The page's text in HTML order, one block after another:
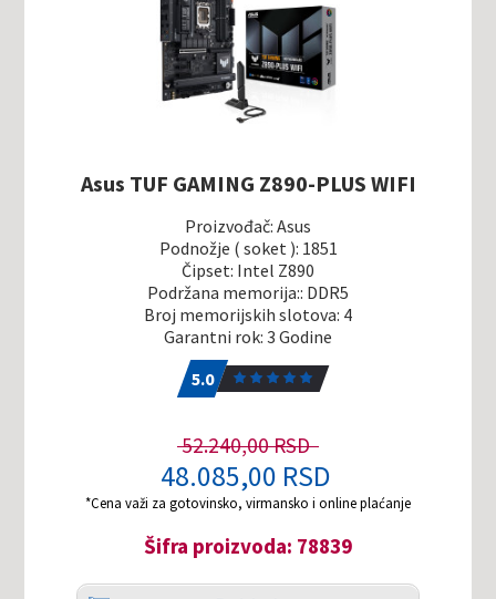
Asus TUF GAMING Z890-PLUS WIFI
Proizvođač: Asus
Podnožje ( soket ): 1851
Čipset: Intel Z890
Podržana memorija:: DDR5
Broj memorijskih slotova: 4
Garantni rok: 3 Godine
5.0
52.240,00 RSD
48.085,00 RSD
*Cena važi za gotovinsko, virmansko i online plaćanje
Šifra proizvoda: 78839
Količina
Dodaj